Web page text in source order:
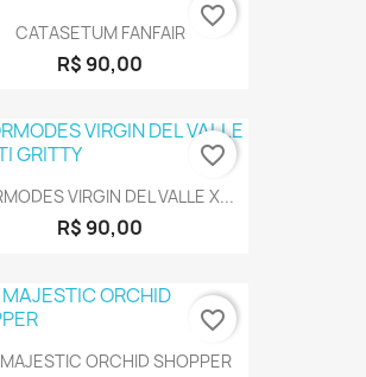
CATASETUM FANFAIR
R$ 90,00
favorite_border
VIRGIN DEL VALLE X...
R$ 90,00
favorite_border
ORCHID SHOPPER
favorite_border